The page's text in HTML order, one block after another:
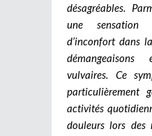
désagréables.
une sensation
d’inconfort dans
vulvaires. Ce
particulièrement
activités
douleurs lors des